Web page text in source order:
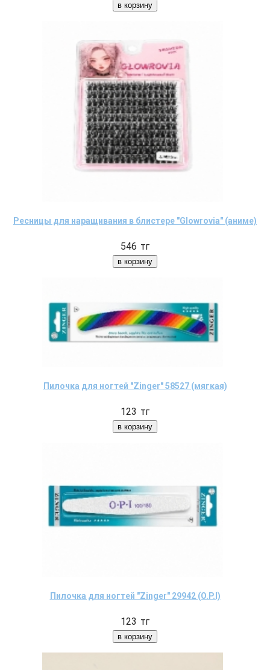
Ресницы для наращивания в блистере "Glowrovia" (аниме)
546 тг
Пилочка для ногтей "Zinger" 58527 (мягкая)
123 тг
Пилочка для ногтей "Zinger" 29942 (O.P.I)
123 тг